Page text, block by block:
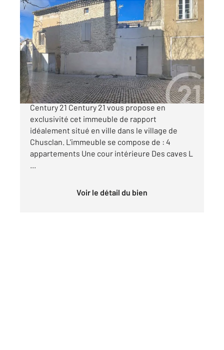
CHUSCLAN 30
138 m 2 , 8 pièces
Ref : 9013
Maison à vendre
240 000 €
Immeuble de rapport à vendre Exclusivité
Century 21 Century 21 vous propose en
exclusivité cet immeuble de rapport
idéalement situé en ville dans le village de
Chusclan. L'immeuble se compose de : 4
appartements Une cour intérieure Des caves L
...
Voir le détail du bien